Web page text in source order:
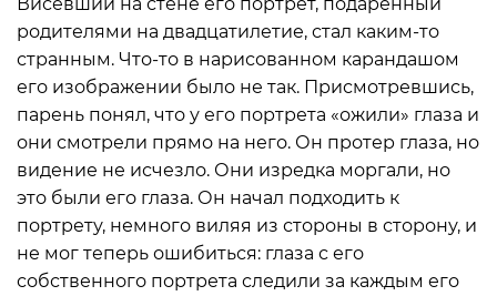
родителями на двадцатилетие, стал каким-то
странным. Что-то в нарисованном карандашом
его изображении было не так. Присмотревшись,
парень понял, что у его портрета «ожили» глаза и
они смотрели прямо на него. Он протер глаза, но
видение не исчезло. Они изредка моргали, но
это были его глаза. Он начал подходить к
портрету, немного виляя из стороны в сторону, и
не мог теперь ошибиться: глаза с его
собственного портрета следили за каждым его